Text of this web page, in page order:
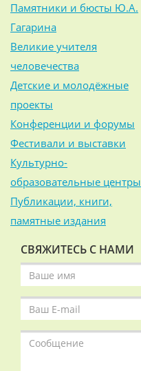
Памятники и бюсты Ю.А.
Гагарина
Великие учителя
человечества
Детские и молодёжные
проекты
Конференции и форумы
Фестивали и выставки
Культурно-
образовательные центры
Публикации, книги,
памятные издания
СВЯЖИТЕСЬ С НАМИ